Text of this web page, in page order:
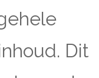
Dit